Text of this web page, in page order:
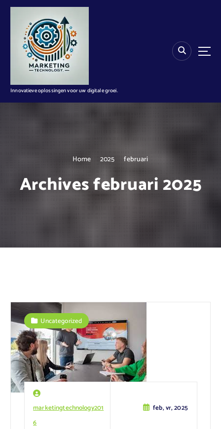
n
Innovatieve oplossingen voor uw digitale groei.
Home 2025 februari
Archives februari 2025
marketingtechnology201
6
feb, vr, 2025
Uncategorized